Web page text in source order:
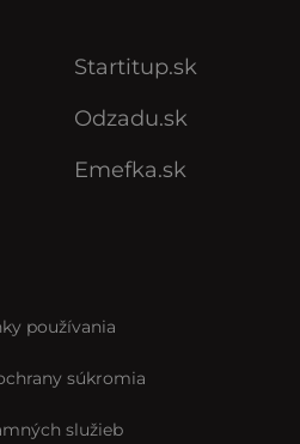
Startitup.sk
Odzadu.sk
Emefka.sk
používania
súkromia
služieb